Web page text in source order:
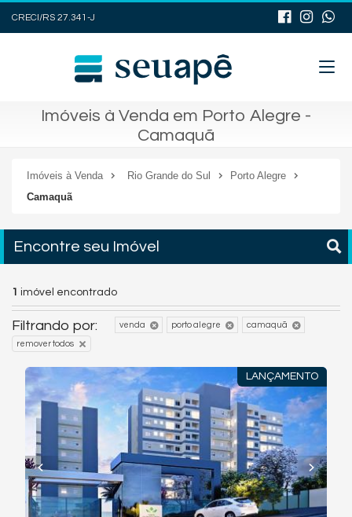
CRECI/RS 27.341-J
Imóveis à Venda em Porto Alegre -
Camaquã
Imóveis à Venda Rio Grande do Sul
Porto Alegre
Camaquã
Encontre seu Imóvel
1 imóvel encontrado
Filtrando por: venda porto alegre camaquã
remover todos
LANÇAMENTO